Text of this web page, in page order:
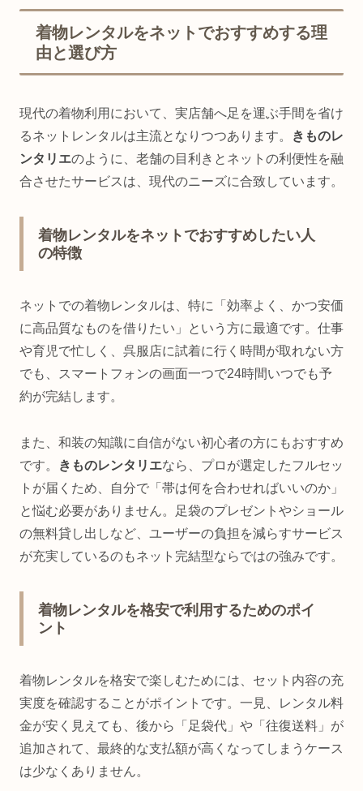
着物レンタルをネットでおすすめする理
由と選び方
現代の着物利用において、実店舗へ足を運ぶ手間を省け
るネットレンタルは主流となりつつあります。
きものレ
ンタリエのように、老舗の目利きとネットの利便性を融
合させたサービスは、現代のニーズに合致しています。
着物レンタルをネットでおすすめしたい人
の特徴
ネットでの着物レンタルは、特に「効率よく、かつ安価
に高品質なものを借りたい」という方に最適です。仕事
や育児で忙しく、呉服店に試着に行く時間が取れない方
でも、スマートフォンの画面一つで24時間いつでも予
約が完結します。
また、和装の知識に自信がない初心者の方にもおすすめ
です。
きものレンタリエなら、プロが選定したフルセッ
トが届くため、自分で「帯は何を合わせればいいのか」
と悩む必要がありません。足袋のプレゼントやショール
の無料貸し出しなど、ユーザーの負担を減らすサービス
が充実しているのもネット完結型ならではの強みです。
着物レンタルを格安で利用するためのポイ
ント
着物レンタルを格安で楽しむためには、セット内容の充
実度を確認することがポイントです。一見、レンタル料
金が安く見えても、後から「足袋代」や「往復送料」が
追加されて、最終的な支払額が高くなってしまうケース
は少なくありません。